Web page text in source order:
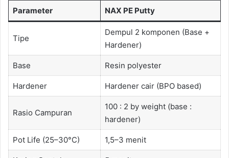
Parameter NAX PE Putty
Tipe
Dempul 2 komponen (Base +
Hardener)
Base Resin polyester
Hardener Hardener cair (BPO based)
Rasio Campuran
100 : 2 by weight (base :
hardener)
Pot Life (25–30°C) 1,5–3 menit